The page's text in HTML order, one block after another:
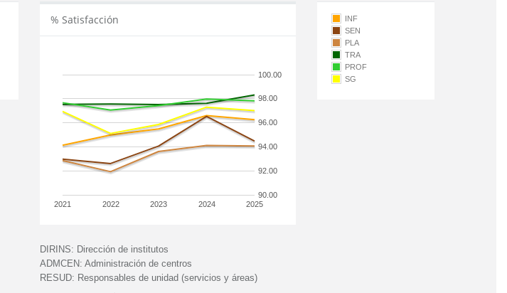
% Satisfacción
2021 2022 2023 2024 2025
90.00
92.00
94.00
96.00
98.00
100.00
INF
SEN
PLA
TRA
PROF
SG
DIRINS: Dirección de institutos
ADMCEN: Administración de centros
RESUD: Responsables de unidad (servicios y áreas)